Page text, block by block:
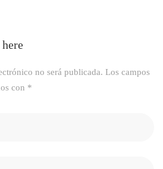
no será publicada. Los campos
con *